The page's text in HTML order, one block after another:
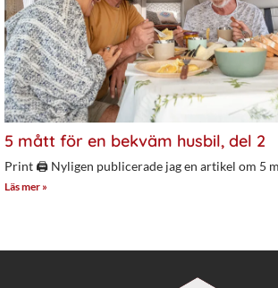
5 mått för en bekväm husbil, del 2
Print 🖨 Nyligen publicerade jag en artikel om 5
Läs mer »